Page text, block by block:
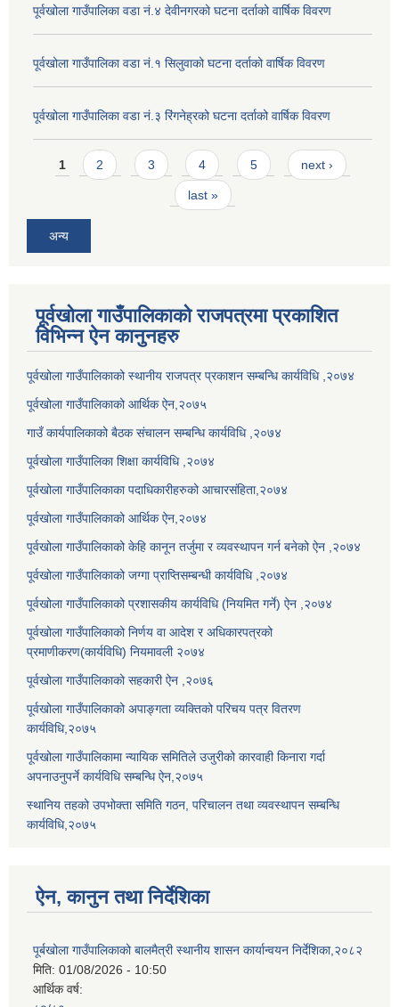
पूर्वखोला गाउँपालिका वडा नं.४ देवीनगरको घटना दर्ताको वार्षिक विवरण
पूर्वखोला गाउँपालिका वडा नं.१ सिलुवाको घटना दर्ताको वार्षिक विवरण
पूर्वखोला गाउँपालिका वडा नं.३ रिंगनेह्रको घटना दर्ताको वार्षिक विवरण
Pages
1 2 3 4 5 next ›
last »
अन्य
पूर्वखोला गाउँपालिकाको राजपत्रमा प्रकाशित
विभिन्न ऐन कानुनहरु
पूर्वखोला गाउँपालिकाको स्थानीय राजपत्र प्रकाशन सम्बन्धि कार्यविधि ,२०७४
पूर्वखोला गाउँपालिकाको आर्थिक ऐन,२०७५
गाउँ कार्यपालिकाको बैठक संचालन सम्बन्धि कार्यविधि ,२०७४
पूर्वखोला गाउँपालिका शिक्षा कार्यविधि ,२०७४
पूर्वखोला गाउँपालिकाका पदाधिकारीहरुको आचारसंहिता,२०७४
पूर्वखोला गाउँपालिकाको आर्थिक ऐन,२०७४
पूर्वखोला गाउँपालिकाको केहि कानून तर्जुमा र व्यवस्थापन गर्न बनेको ऐन ,२०७४
पूर्वखोला गाउँपालिकाको जग्गा प्राप्तिसम्बन्धी कार्यविधि ,२०७४
पूर्वखोला गाउँपालिकाको प्रशासकीय कार्यविधि (नियमित गर्ने) ऐन ,२०७४
पूर्वखोला गाउँपालिकाको निर्णय वा आदेश र अधिकारपत्रको
प्रमाणीकरण(कार्यविधि) नियमावली २०७४
पूर्वखोला गाउँपालिकाको सहकारी ऐन ,२०७६
पूर्वखोला गाउँपालिकाको अपाङ्गता व्यक्तिको परिचय पत्र वितरण
कार्यविधि,२०७५
पूर्वखोला गाउँपालिकामा न्यायिक समितिले उजुरीको कारवाही किनारा गर्दा
अपनाउनुपर्ने कार्यविधि सम्बन्धि ऐन,२०७५
स्थानिय तहको उपभोक्ता समिति गठन, परिचालन तथा व्यवस्थापन सम्बन्धि
कार्यविधि,२०७५
ऐन, कानुन तथा निर्देशिका
पूर्बखोला गाउँपालिकाको बालमैत्री स्थानीय शासन कार्यान्वयन निर्देशिका,२०८२
मिति: 01/08/2026 - 10:50
आर्थिक वर्ष: